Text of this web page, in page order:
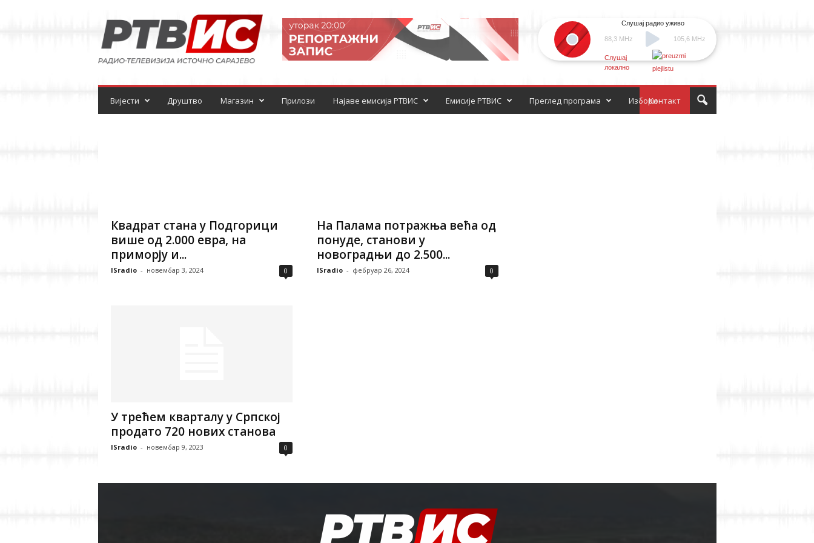
и
о
т
л
88,3 MHz
Слушај радио уживо
105,6 MHz
Слушај
локално
Вијести Друштво Магазин Прилози Најаве емисија РТВИС Емисије РТВИС Контакт
Преглед програма Избори
Квадрат стана у Подгорици
више од 2.000 евра, на
приморју и...
ISradio - новембар 3, 2024 0
На Палама потражња већа од
понуде, станови у
новоградњи до 2.500...
ISradio - фебруар 26, 2024 0
У трећем кварталу у Српској
продато 720 нових станова
ISradio - новембар 9, 2023 0